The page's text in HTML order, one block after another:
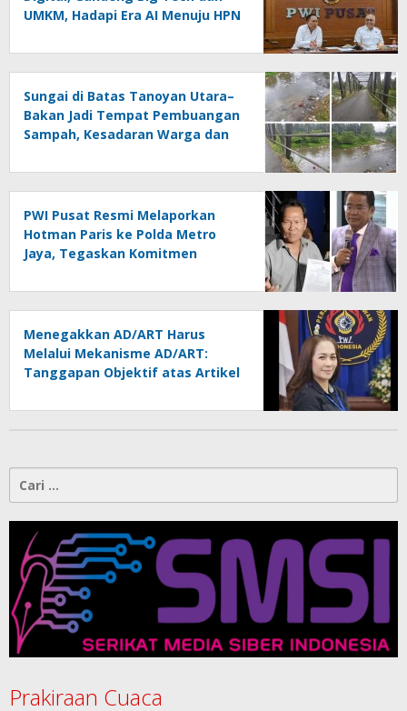
UMKM, Hadapi Era AI Menuju HPN
Sungai di Batas Tanoyan Utara–
Bakan Jadi Tempat Pembuangan
Sampah, Kesadaran Warga dan
Dipertanyakan
PWI Pusat Resmi Melaporkan
Hotman Paris ke Polda Metro
Jaya, Tegaskan Komitmen
Menegakkan AD/ART Harus
Melalui Mekanisme AD/ART:
Tanggapan Objektif atas Artikel
Konspirasi Melanggar Aturan”
Cari
Prakiraan Cuaca